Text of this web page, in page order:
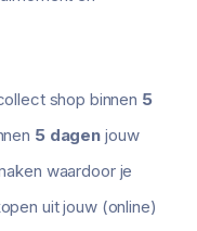
shop binnen 5
5 dagen jouw
waardoor je
uit jouw (online)